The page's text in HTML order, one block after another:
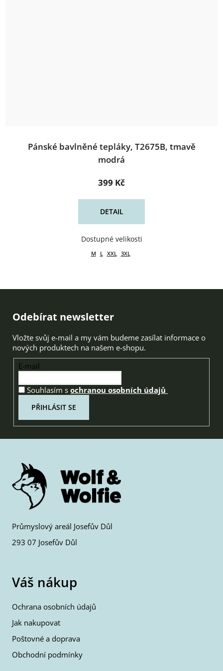
Pánské bavlněné tepláky, T2675B, tmavě
modrá
399 Kč
DETAIL
M L XXL 3XL
Zápatí
Odebírat newsletter
Vložte svůj e-mail a my vám budeme zasílat informace o
nových produktech na našem e-shopu.
E-mail
Souhlasím sochranou osobních údajů
PŘIHLÁSIT SE
Průmyslový areál Josefův Důl
293 07 Josefův Důl
Váš nákup
Ochrana osobních údajů
Jak nakupovat
Poštovné a doprava
Obchodní podmínky